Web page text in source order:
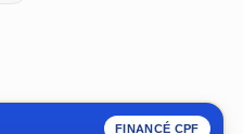
FINANCÉ CPF